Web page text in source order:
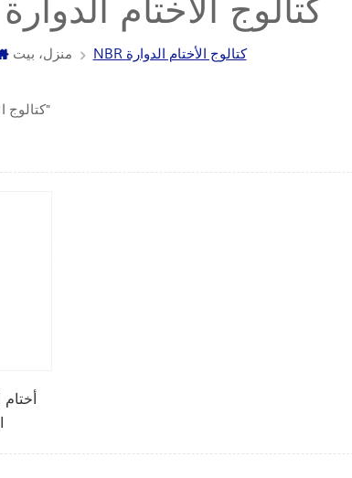
NBR كتالوج الأختام الدوارة
منزل، بيت NBR كتالوج الأختام الدوارة
1 " NBR كتالوج الأختام الدوارة"